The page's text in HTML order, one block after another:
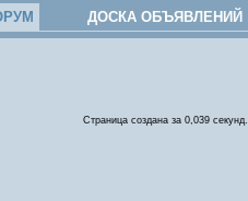
ДОСКА ОБЪЯВЛЕНИЙ
Страница создана за 0,039 секунд.